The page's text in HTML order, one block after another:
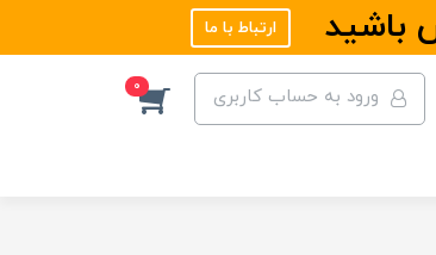
باشید ارتباط با ما
ورود به حساب کاربری 0